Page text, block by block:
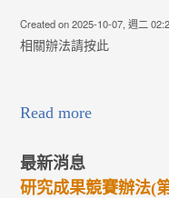
Created on 2025-10-07, 週二
相關辦法請按此
Read more
最新消息
研究成果競賽辦法(